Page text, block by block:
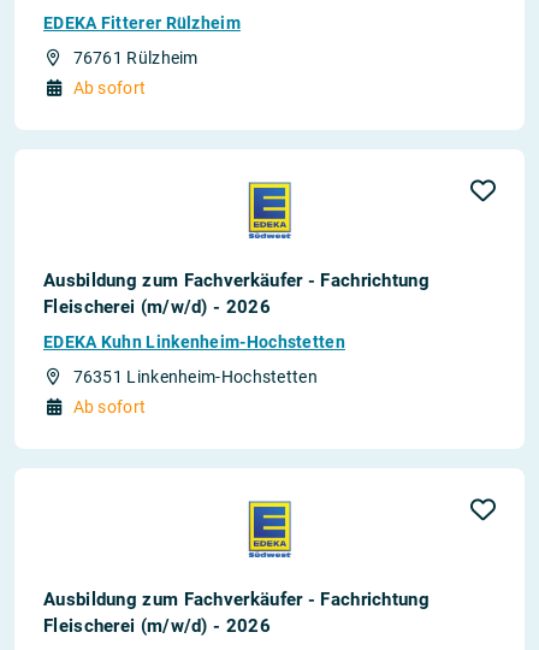
EDEKA Fitterer Rülzheim
76761 Rülzheim
Ab sofort
Ausbildung zum Fachverkäufer - Fachrichtung
Fleischerei (m/w/d) - 2026
EDEKA Kuhn Linkenheim-Hochstetten
76351 Linkenheim-Hochstetten
Ab sofort
Ausbildung zum Fachverkäufer - Fachrichtung
Fleischerei (m/w/d) - 2026